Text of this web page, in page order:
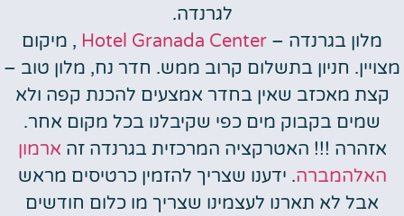
לגרנדה.
מלון בגרנדה – Hotel Granada Center , מיקום
מצויין. חניון בתשלום קרוב ממש. חדר נח, מלון טוב –
קצת מאכזב שאין בחדר אמצעים להכנת קפה ולא
שמים בקבוק מים כפי שקיבלנו בכל מקום אחר.
אזהרה !!! האטרקציה המרכזית בגרנדה זה ארמון
האלהמברה. ידענו שצריך להזמין כרטיסים מראש
אבל לא תארנו לעצמינו שצריך מו כלום חודשים